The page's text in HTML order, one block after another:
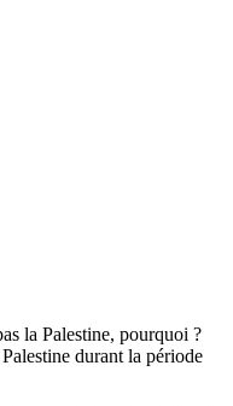
la Palestine, pourquoi ?
durant la période